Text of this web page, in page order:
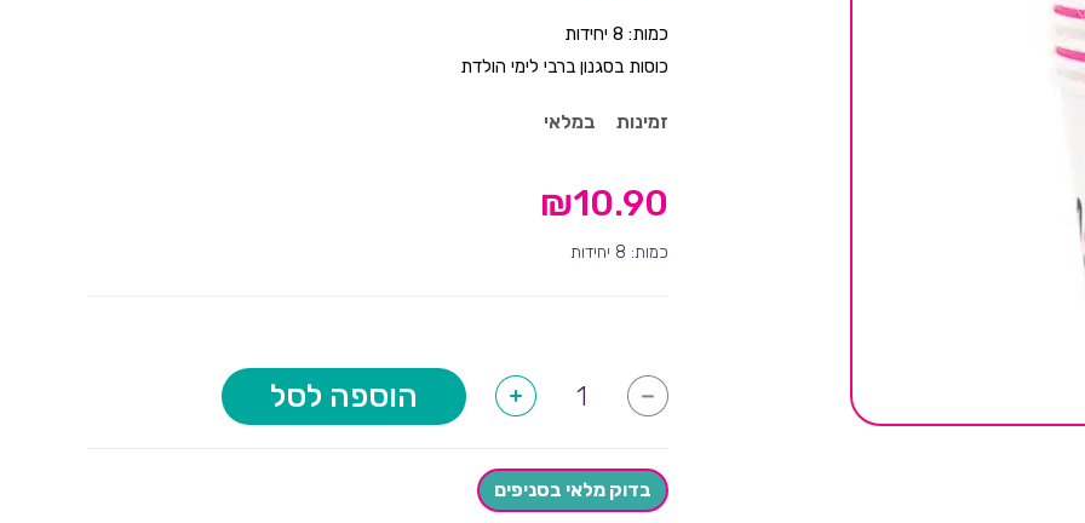
כמות: 8 יחידות
כוסות בסגנון ברבי לימי הולדת
זמינות במלאי
₪10.90
כמות: 8 יחידות
-
של
+ הוספה לסל
בדוק מלאי בסניפים